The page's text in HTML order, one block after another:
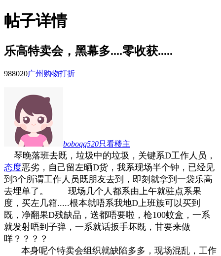
帖子详情
乐高特卖会，黑幕多....零收获.....
988020广州购物打折
boboqq520只看楼主
琴晚落班去既，垃圾中的垃圾，关键系D工作人员，
态度恶劣，自己留左晒D货，我系现场半个钟，已经见
到3个所谓工作人员既朋友去到，即刻就拿到一袋乐高
去埋单了。
现场几个人都系由上午就驻点系果
度，买左几箱.....根本就唔系我地D上班族可以买到
既，净翻果D残缺品，送都唔要啦，枪100蚊盒，一系
就发射唔到子弹，一系就话扳手坏既，甘要来做
咩？？？？
本身呢个特卖会组织就缺陷多多，现场混乱，工作